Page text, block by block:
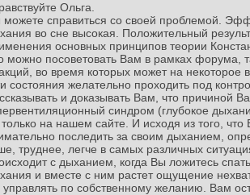
Ольга.
справиться со своей проблемой.
во сне высокая. Положительный
основных принципов теории
можно посоветовать Вам в рамках форума,
во время которых может на некоторое
состояния желательно проходить под
и доказывать Вам, что причиной
синдром (глубокое
на нашем сайте. И исходя из того,
последить за своим дыханием,
труднее, легче в самых различных
с дыханием, когда Вы ложитесь
и вместе с ним растет ощущение
по собственному желанию. Вам